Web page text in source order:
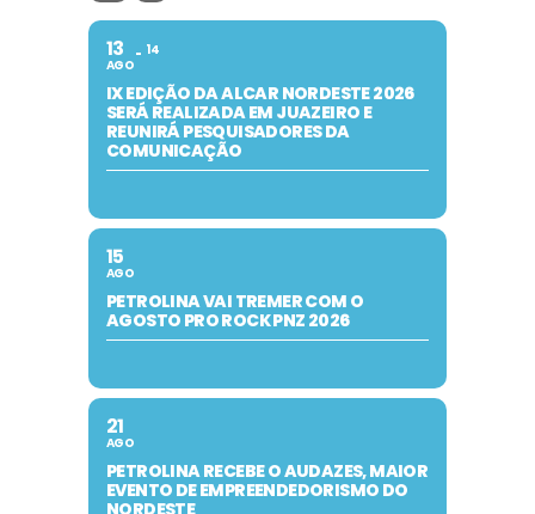
13
AGO
14
IX EDIÇÃO DA ALCAR NORDESTE 2026
SERÁ REALIZADA EM JUAZEIRO E
REUNIRÁ PESQUISADORES DA
COMUNICAÇÃO
15
AGO
PETROLINA VAI TREMER COM O
AGOSTO PRO ROCK PNZ 2026
21
AGO
PETROLINA RECEBE O AUDAZES, MAIOR
EVENTO DE EMPREENDEDORISMO DO